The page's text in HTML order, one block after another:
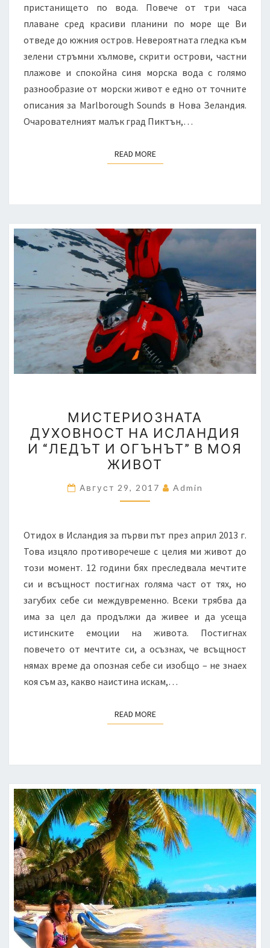
пристанището по вода. Повече от три часа
плаване сред красиви планини по море ще Ви
отведе до южния остров. Невероятната гледка към
зелени стръмни хълмове, скрити острови, частни
плажове и спокойна синя морска вода с голямо
разнообразие от морски живот е едно от точните
описания за Marlborough Sounds в Нова Зеландия.
Очарователният малък град Пиктън,…
READ MOREREAD MORE
ДУХОВНОСТ
НА
ИСЛАНДИЯ
И
“ЛЕДЪТ
И
В
МОЯ
ЖИВОТ
МИСТЕРИОЗНАТА
ДУХОВНОСТ НА ИСЛАНДИЯ
И “ЛЕДЪТ И ОГЪНЪТ” В МОЯ
ЖИВОТ
Август 29, 2017 Admin
Отидох в Исландия за първи път през април 2013 г.
Това изцяло противоречеше с целия ми живот до
този момент. 12 години бях преследвала мечтите
си и всъщност постигнах голяма част от тях, но
загубих себе си междувременно. Всеки трябва да
има за цел да продължи да живее и да усеща
истинските емоции на живота. Постигнах
повечето от мечтите си, а осъзнах, че всъщност
нямах време да опозная себе си изобщо – не знаех
коя съм аз, какво наистина искам,…
READ MOREREAD MORE